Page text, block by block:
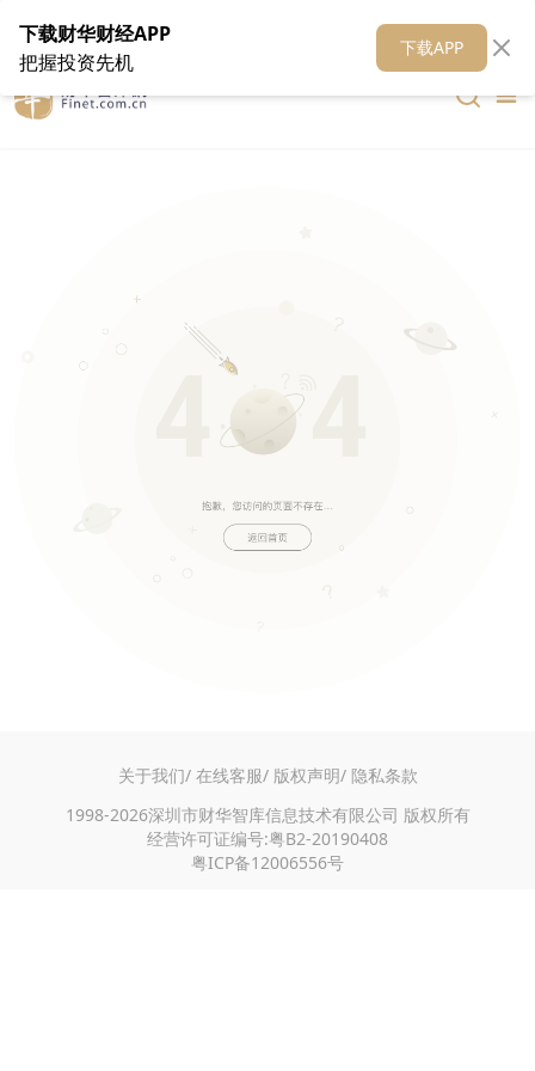
在线客服 关于我们 财华媒体矩阵 财华智库
关于我们/ 在线客服/ 版权声明/ 隐私条款
1998-2026深圳市财华智库信息技术有限公司 版权所有
经营许可证编号:粤B2-20190408
粤ICP备12006556号
下载财华财经APP
把握投资先机
下载APP